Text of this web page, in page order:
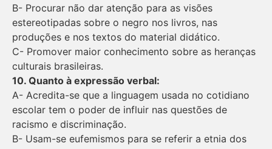
B- Procurar não dar atenção para as visões
estereotipadas sobre o negro nos livros, nas
produções e nos textos do material didático.
C- Promover maior conhecimento sobre as heranças
culturais brasileiras.
10. Quanto à expressão verbal:
A- Acredita-se que a linguagem usada no cotidiano
escolar tem o poder de influir nas questões de
racismo e discriminação.
B- Usam-se eufemismos para se referir a etnia dos